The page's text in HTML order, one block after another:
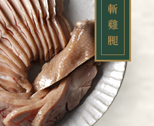
斬
雞
腿